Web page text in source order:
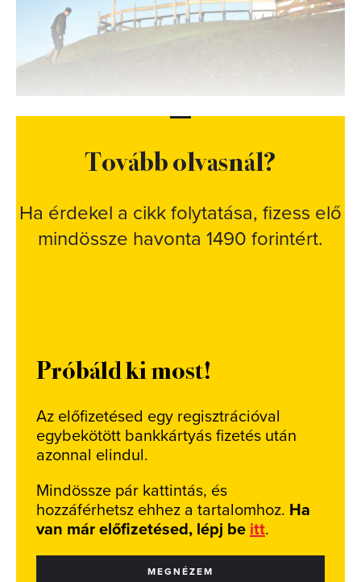
Tovább olvasnál?
Ha érdekel a cikk folytatása, fizess elő
mindössze havonta 1490 forintért.
Próbáld ki most!
Az előfizetésed egy regisztrációval
egybekötött bankkártyás fizetés után
azonnal elindul.
Mindössze pár kattintás, és
hozzáférhetsz ehhez a tartalomhoz. Ha
van már előfizetésed, lépj be itt.
MEGNÉZEM